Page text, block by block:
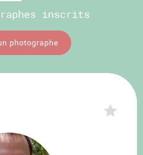
inscrits
photographe